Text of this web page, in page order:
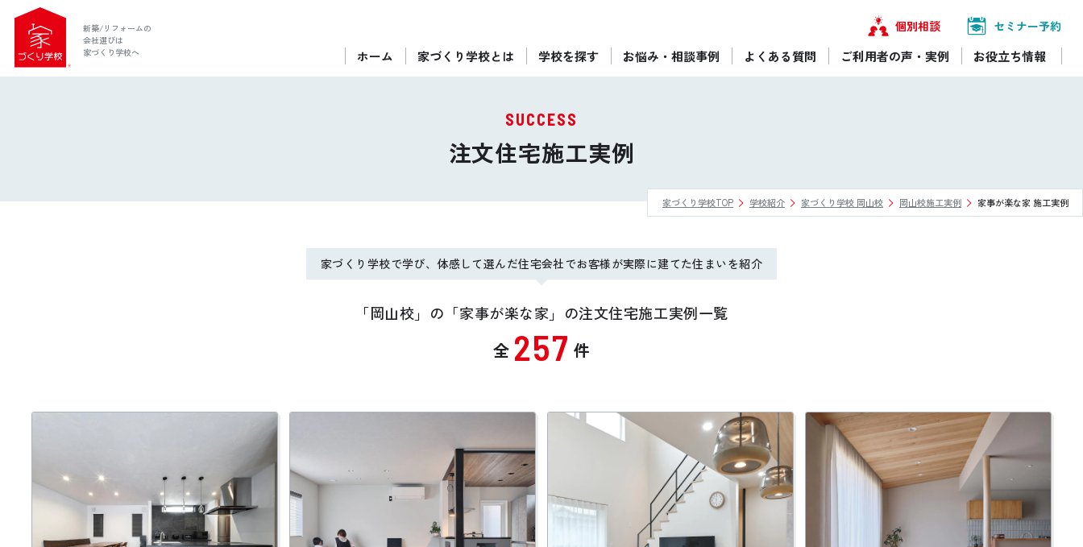
新築/リフォームの
会社選びは
家づくり学校へ
個別相談 セミナー予約
ホーム 家づくり学校とは 学校を探す お悩み・相談事例 よくある質問 ご利用者の声・実例 お役立ち情報
ぴったりの住宅会社をご提案
後悔しない家づくりをレクチャー
セミナーをみる
ご利用は無料！全国20校
お役立ち情報
SUCCESS
注文住宅施工実例
家づくり学校TOP 学校紹介 家づくり学校 岡山校 岡山校施工実例 家事が楽な家 施工実例
家づくり学校で学び、体感して選んだ住宅会社でお客様が実際に建てた住まいを紹介
「岡山校」の「家事が楽な家」の注文住宅施工実例一覧
全 257 件